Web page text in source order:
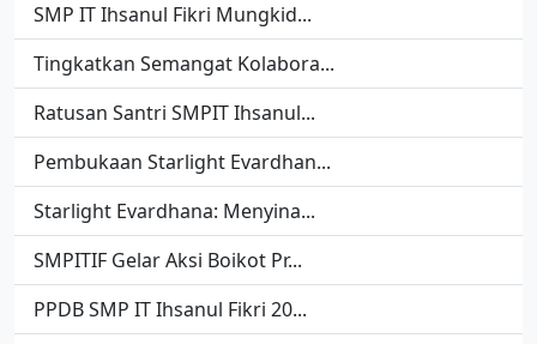
SMP IT Ihsanul Fikri Mungkid...
Tingkatkan Semangat Kolabora...
Ratusan Santri SMPIT Ihsanul...
Pembukaan Starlight Evardhan...
Starlight Evardhana: Menyina...
SMPITIF Gelar Aksi Boikot Pr...
PPDB SMP IT Ihsanul Fikri 20...